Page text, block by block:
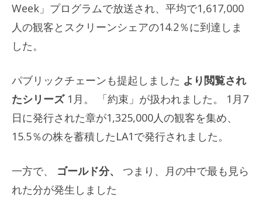
Week」プログラムで放送され、平均で1,617,000
人の観客とスクリーンシェアの14.2％に到達しま
した。
パブリックチェーンも提起しました より閲覧され
たシリーズ 1月。 「約束」が扱われました。 1月7
日に発行された章が1,325,000人の観客を集め、
15.5％の株を蓄積したLA1で発行されました。
一方で、 ゴールド分、
つまり、月の中で最も見ら
れた分が発生しました